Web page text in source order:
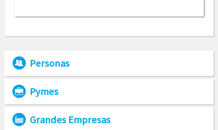
Personas
Pymes
Grandes Empresas